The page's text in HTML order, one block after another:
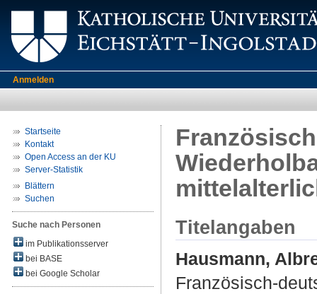
Anmelden
Startseite
Kontakt
Open Access an der KU
Server-Statistik
Blättern
Suchen
Suche nach Personen
im Publikationsserver
bei BASE
bei Google Scholar
Titelangaben
Hausmann,
Französisch-